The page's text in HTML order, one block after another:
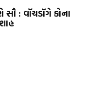
: વૉચડૉગે કોના